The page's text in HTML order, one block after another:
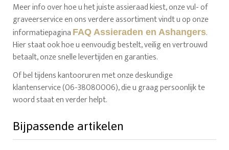
Meer info over hoe u het juiste assieraad kiest, onze vul- of
graveerservice en ons verdere assortiment vindt u op onze
informatiepagina FAQ Assieraden en Ashangers.
Hier staat ook hoe u eenvoudig bestelt, veilig en vertrouwd
betaalt, onze snelle levertijden en garanties.
Of bel tijdens kantooruren met onze deskundige
klantenservice (06-38080006), die u graag persoonlijk te
woord staat en verder helpt.
Bijpassende artikelen